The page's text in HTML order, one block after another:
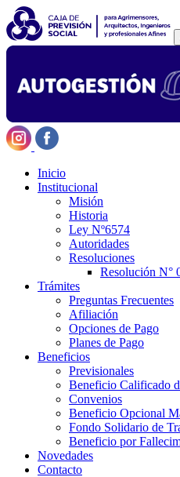
Inicio
Institucional
Misión
Historia
Ley Nº6574
Autoridades
Resoluciones
Resolución N°
Trámites
Preguntas Frecuentes
Afiliación
Opciones de Pago
Planes de Pago
Beneficios
Previsionales
Beneficio Calificado
Convenios
Beneficio Opcional
Fondo Solidario de
Beneficio por
Novedades
Contacto